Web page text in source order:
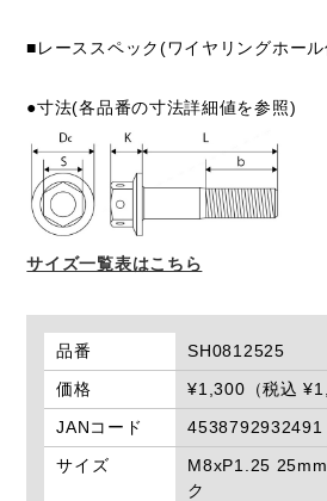
■レーススペック(ワイヤリングホール
●寸法(各品番の寸法詳細値を参照)
サイズ一覧表はこちら
品番
SH0812525
価格
¥1,300（税込
JANコード
4538792932491
サイズ
M8xP1.25
ク